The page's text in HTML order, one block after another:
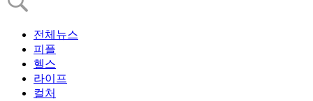
전체뉴스
피플
헬스
라이프
컬처